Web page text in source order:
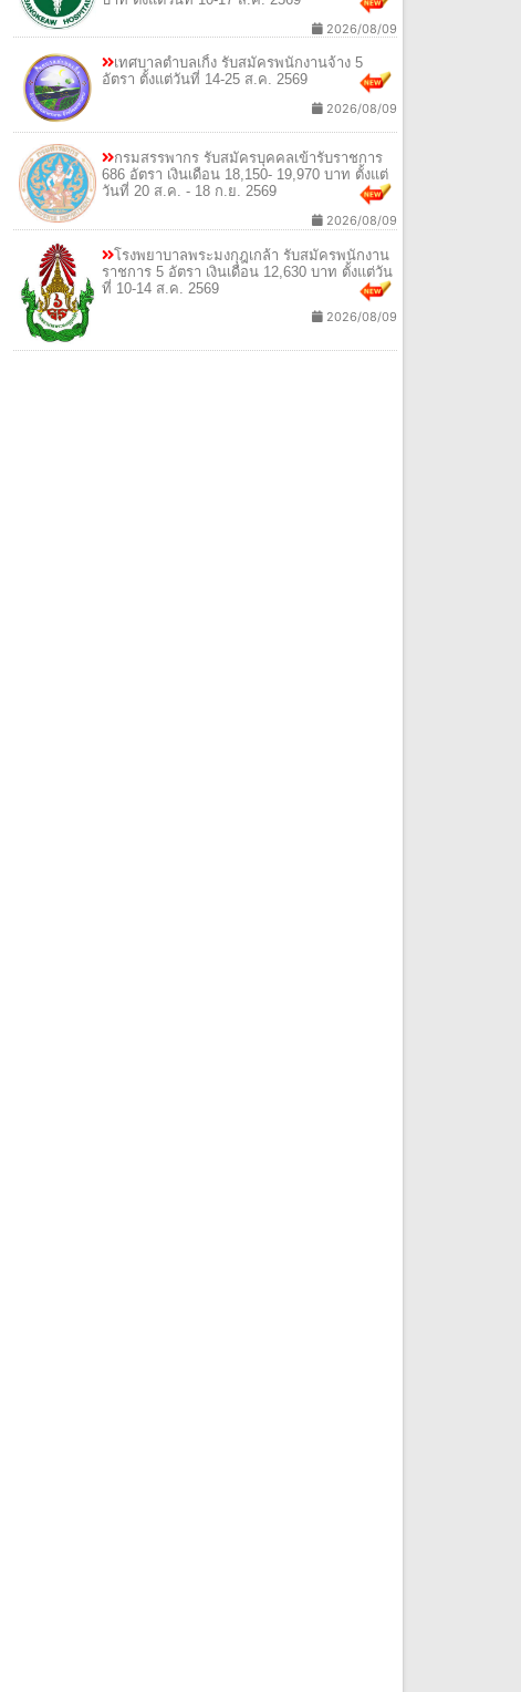
2026/08/09
เทศบาลตำบลเกิ้ง รับสมัครพนักงานจ้าง 5
อัตรา ตั้งแต่วันที่ 14-25 ส.ค. 2569
2026/08/09
กรมสรรพากร รับสมัครบุคคลเข้ารับราชการ
686 อัตรา เงินเดือน 18,150- 19,970 บาท ตั้งแต่
วันที่ 20 ส.ค. - 18 ก.ย. 2569
2026/08/09
โรงพยาบาลพระมงกุฎเกล้า รับสมัครพนักงาน
ราชการ 5 อัตรา เงินเดือน 12,630 บาท ตั้งแต่วัน
ที่ 10-14 ส.ค. 2569
2026/08/09